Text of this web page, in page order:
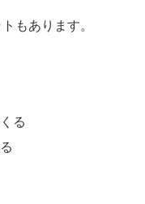
もあります。
る